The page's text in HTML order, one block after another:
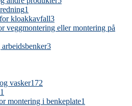
1
kloakkavfall3
veggmontering eller montering på
3
vasker172
montering i benkeplate1